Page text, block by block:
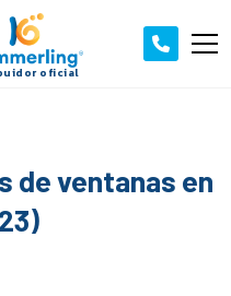
de ventanas en